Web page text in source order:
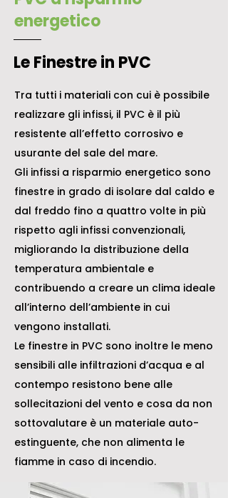
energetico
Le Finestre in PVC
Tra tutti i materiali con cui è possibile
realizzare gli infissi, il PVC è il più
resistente all’effetto corrosivo e
usurante del sale del mare.
Gli infissi a risparmio energetico sono
finestre in grado di isolare dal caldo e
dal freddo fino a quattro volte in più
rispetto agli infissi convenzionali,
migliorando la distribuzione della
temperatura ambientale e
contribuendo a creare un clima ideale
all’interno dell’ambiente in cui
vengono installati.
Le finestre in PVC sono inoltre le meno
sensibili alle infiltrazioni d’acqua e al
contempo resistono bene alle
sollecitazioni del vento e cosa da non
sottovalutare è un materiale auto-
estinguente, che non alimenta le
fiamme in caso di incendio.